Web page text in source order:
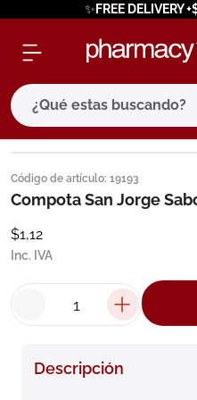
✨FREE DELIVERY
¿Qué estas buscando?
Código de artículo: 19193
Compota San Jorge
$1,12
Inc. IVA
Descripción
términos más
1. eucerin
2
3.
5. cerave